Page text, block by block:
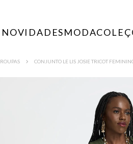
NOVIDADESMODA
ROUPAS CONJUNTO LE LIS JOSIE TRICOT